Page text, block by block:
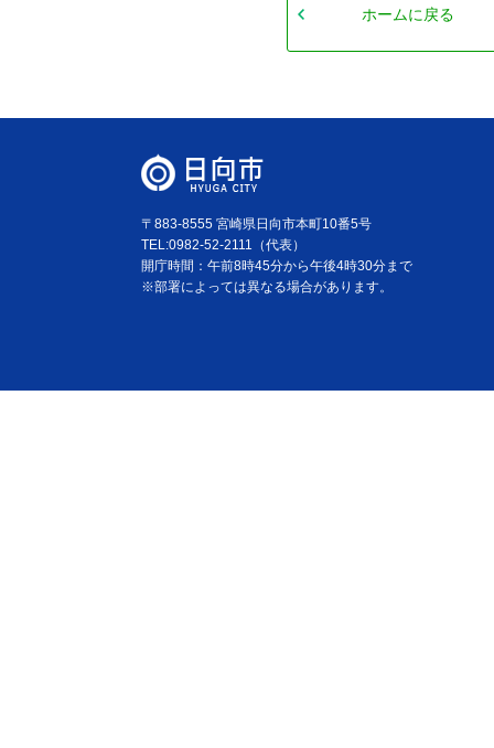
ホームに戻る
〒883-8555 宮崎県日向市本町10番5号
TEL:0982-52-2111（代表）
開庁時間：午前8時45分から午後4時30分まで
※部署によっては異なる場合があります。